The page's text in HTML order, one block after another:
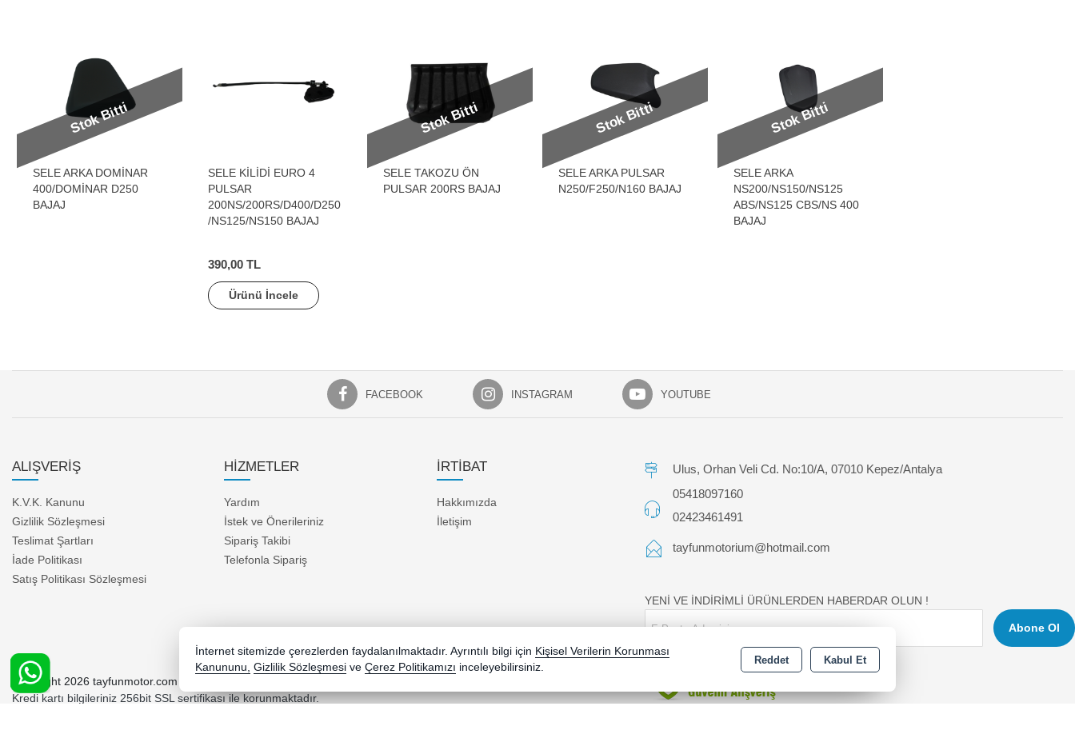
Stok Bitti
SELE ARKA DOMİNAR
400/DOMİNAR D250
BAJAJ
SELE KİLİDİ EURO 4
PULSAR
200NS/200RS/D400/D250
/NS125/NS150 BAJAJ
390,00 TL
Ürünü İncele
Stok Bitti
SELE TAKOZU ÖN
PULSAR 200RS BAJAJ
Stok Bitti
SELE ARKA PULSAR
N250/F250/N160 BAJAJ
Stok Bitti
SELE ARKA
NS200/NS150/NS125
ABS/NS125 CBS/NS 400
BAJAJ
FACEBOOK INSTAGRAM YOUTUBE
ALIŞVERİŞ
K.V.K. Kanunu
Gizlilik Sözleşmesi
Teslimat Şartları
İade Politikası
Satış Politikası Sözleşmesi
HİZMETLER
Yardım
İstek ve Önerileriniz
Sipariş Takibi
Telefonla Sipariş
İRTİBAT
Hakkımızda
İletişim
Ulus, Orhan Veli Cd. No:10/A, 07010 Kepez/Antalya
05418097160
02423461491
tayfunmotorium@hotmail.com
YENİ VE İNDİRİMLİ ÜRÜNLERDEN HABERDAR OLUN !
Abone Ol
Copyright 2026 tayfunmotor.com - Tüm hakları saklıdır.
Kredi kartı bilgileriniz 256bit SSL sertifikası ile korunmaktadır.
İnternet sitemizde çerezlerden faydalanılmaktadır. Ayrıntılı bilgi için Kişisel Verilerin Korunması
Kanununu, Gizlilik Sözleşmesi ve Çerez Politikamızı inceleyebilirsiniz.
Reddet Kabul Et